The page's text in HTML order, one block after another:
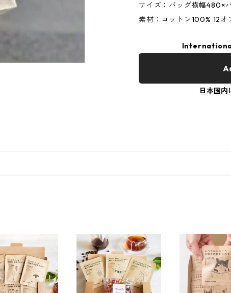
サイズ：バッグ横幅480×
素材：コットン100% 12オ
日本国内